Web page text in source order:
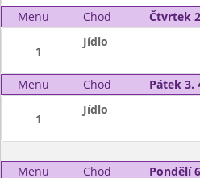
Menu
Chod Čtvrtek
1
Jídlo
Menu Chod Pátek 3.
1
Jídlo
Menu Chod Pondělí